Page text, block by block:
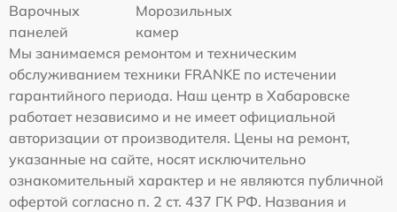
Варочных
панелей
Морозильных
камер
Мы занимаемся ремонтом и техническим
обслуживанием техники FRANKE по истечении
гарантийного периода. Наш центр в Хабаровске
работает независимо и не имеет официальной
авторизации от производителя. Цены на ремонт,
указанные на сайте, носят исключительно
ознакомительный характер и не являются публичной
офертой согласно п. 2 ст. 437 ГК РФ. Названия и